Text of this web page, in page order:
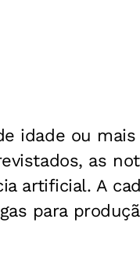
idade ou
as
artificial. A
para